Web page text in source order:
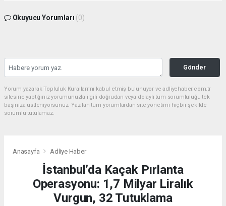
Okuyucu Yorumları (0)
Gönder
Yorum yazarak Topluluk Kuralları’nı kabul etmiş bulunuyor ve adliyehaber.com.tr
sitesine yaptığınız yorumunuzla ilgili doğrudan veya dolaylı tüm sorumluluğu tek
başınıza üstleniyorsunuz. Yazılan tüm yorumlardan site yönetimi hiçbir şekilde
sorumlu tutulamaz.
Anasayfa Adliye Haber
İstanbul’da Kaçak Pırlanta
Operasyonu: 1,7 Milyar Liralık
Vurgun, 32 Tutuklama